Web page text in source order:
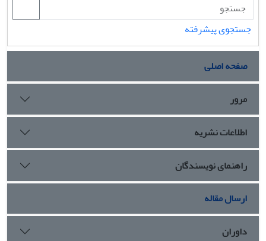
جستجوی پیشرفته
صفحه اصلی
مرور
اطلاعات نشریه
راهنمای نویسندگان
ارسال مقاله
داوران